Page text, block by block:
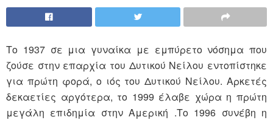
Το 1937 σε μια γυναίκα με εμπύρετο νόσημα που
ζούσε στην επαρχία του Δυτικού Νείλου εντοπίστηκε
για πρώτη φορά, ο ιός του Δυτικού Νείλου. Αρκετές
δεκαετίες αργότερα, το 1999 έλαβε χώρα η πρώτη
μεγάλη επιδημία στην Αμερική .Το 1996 συνέβη η